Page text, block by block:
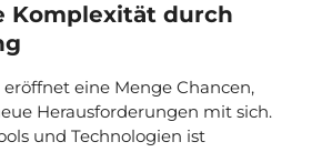
Komplexität durch
eine Menge Chancen,
Herausforderungen mit sich.
und Technologien ist